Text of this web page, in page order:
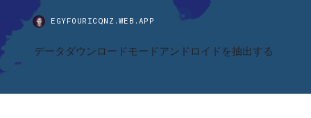
EGYFOURICQNZ.WEB.APP
データダウンロードモードアンドロイドを抽出する